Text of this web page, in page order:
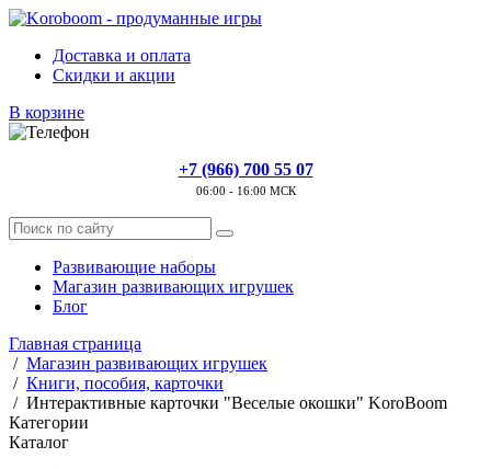
Доставка и оплата
Скидки и акции
В корзине
+7 (966) 700 55 07
06:00 - 16:00 МСК
Развивающие наборы
Магазин развивающих игрушек
Блог
Главная страница
/ Магазин развивающих игрушек
/ Книги, пособия, карточки
/ Интерактивные карточки "Веселые окошки" KoroBoom
Категории
Каталог